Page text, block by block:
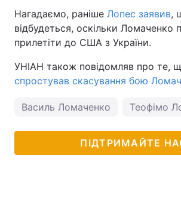
Нагадаємо, раніше Лопес заявив,
відбудеться, оскільки
прилетіти до США з України.
УНІАН також повідомляв про те,
спростував скасування бою
Василь Ломаченко Теофімо
ПІДТРИМАЙТЕ